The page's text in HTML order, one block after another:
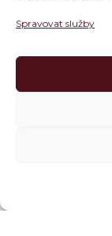
Spravovat služby